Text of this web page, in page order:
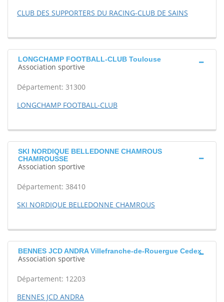
CLUB DES SUPPORTERS DU RACING-CLUB DE SAINS
LONGCHAMP FOOTBALL-CLUB Toulouse
Association sportive
Département: 31300
LONGCHAMP FOOTBALL-CLUB
SKI NORDIQUE BELLEDONNE CHAMROUS
CHAMROUSSE
Association sportive
Département: 38410
SKI NORDIQUE BELLEDONNE CHAMROUS
BENNES JCD ANDRA Villefranche-de-Rouergue Cedex
Association sportive
Département: 12203
BENNES JCD ANDRA